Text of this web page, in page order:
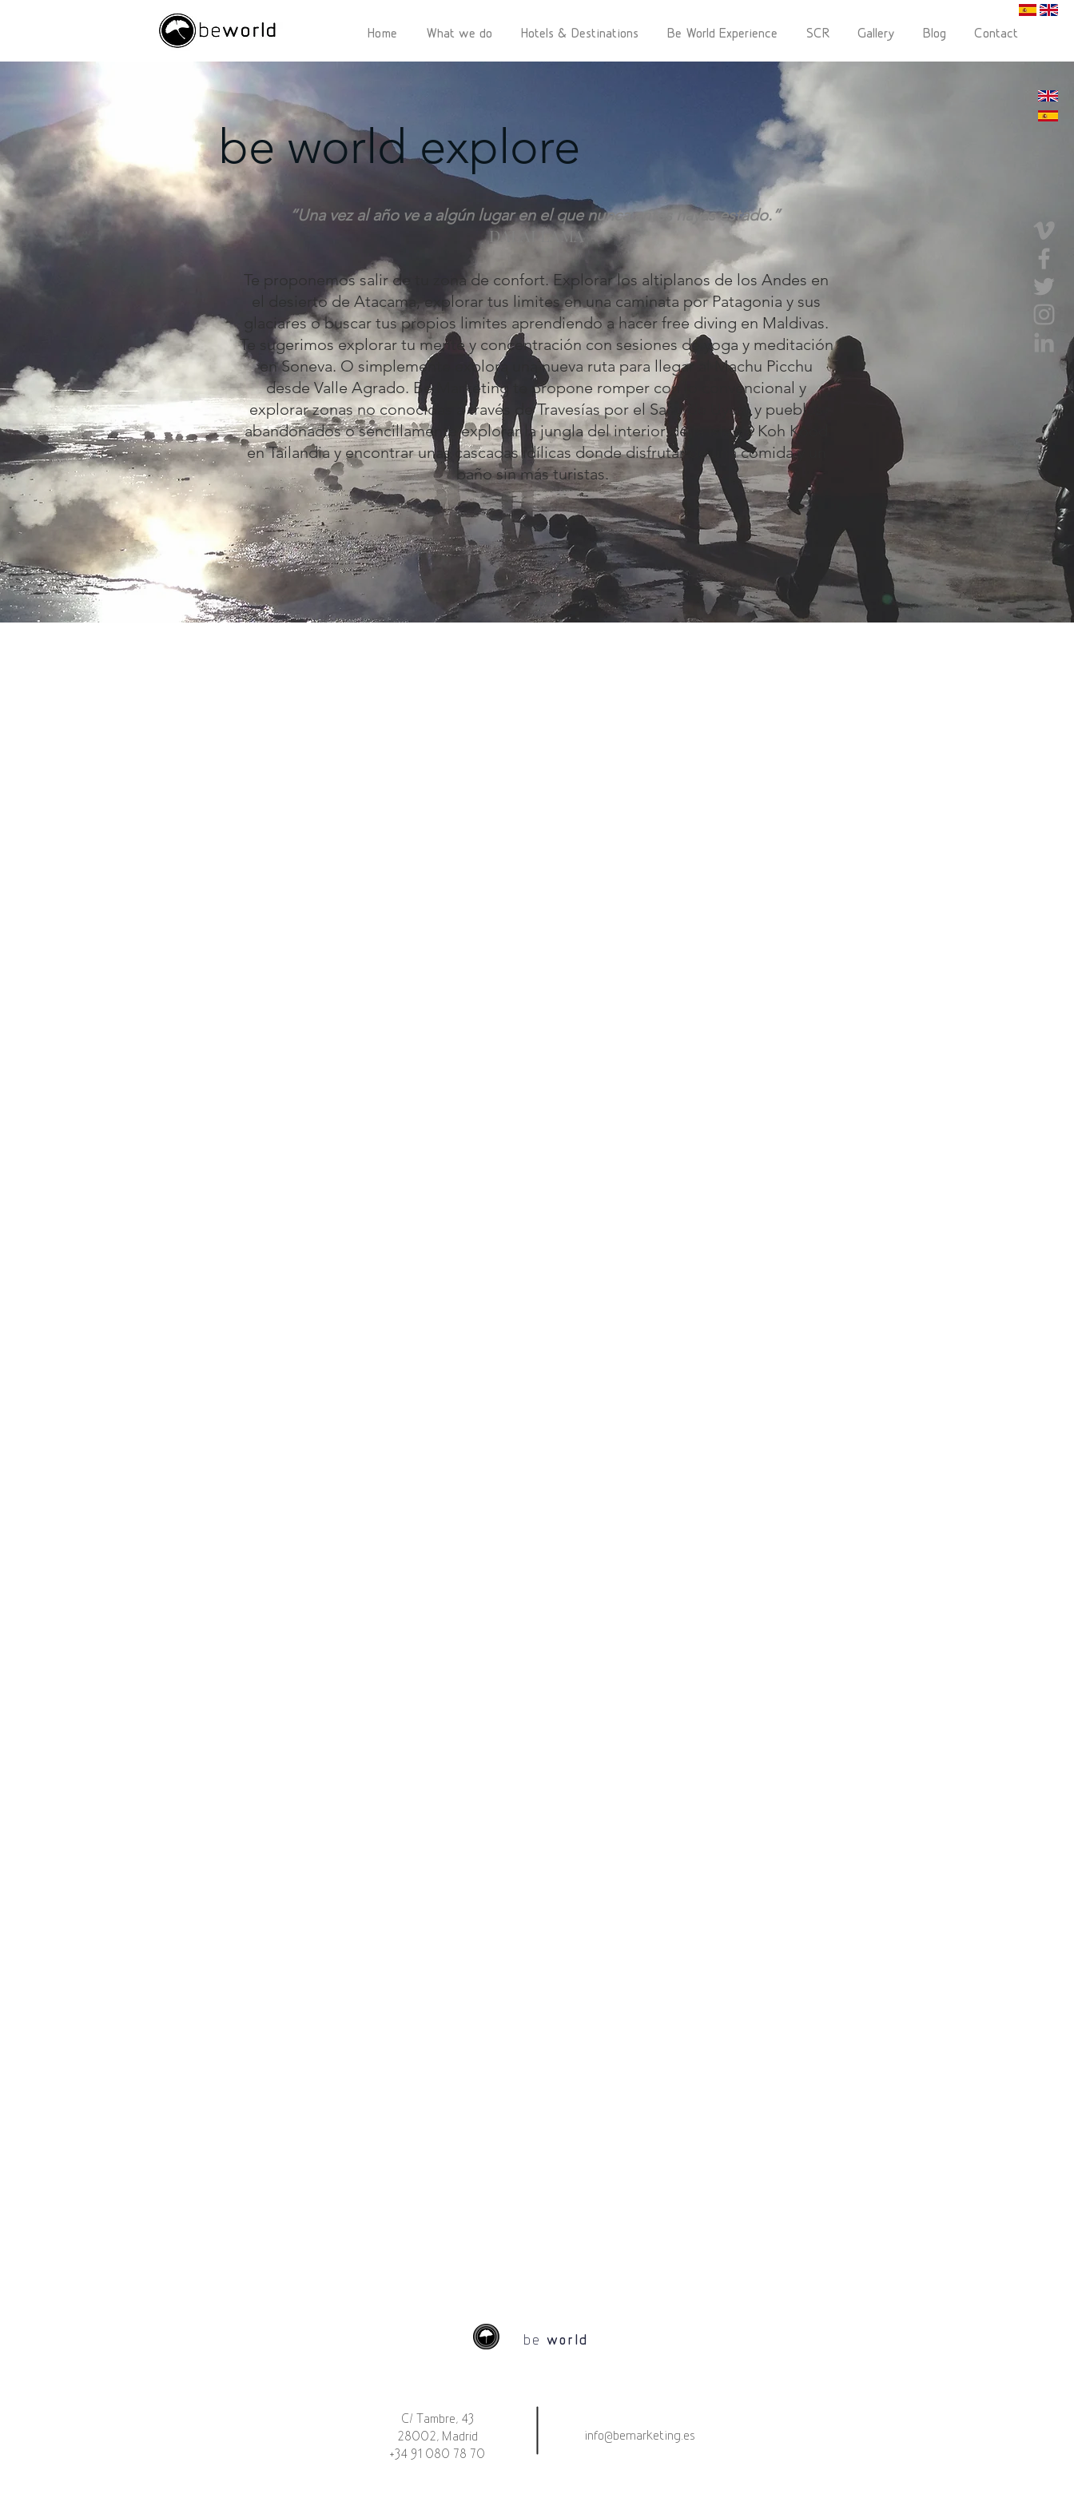
Home What we do Hotels & Destinations Be World Experience SCR Gallery Blog Contact
“Una vez al año ve a algún lugar en el que nunca antes hayas estado.”
DALAI LAMA
Te proponemos salir de tu zona de confort. Explorar los altiplanos de los Andes en
el desierto de Atacama, explorar tus limites en una caminata por Patagonia y sus
glaciares o buscar tus propios limites aprendiendo a hacer free diving en Maldivas.
Te sugerimos explorar tu mente y concentración con sesiones de yoga y meditación
en Soneva. O simplemente explora una nueva ruta para llegar al Machu Picchu
desde Valle Agrado. Be Marketing te propone romper con lo convencional y
explorar zonas no conocidas a través de Travesías por el Salar de Uyuni y pueblos
abandonados o sencillamente explorar la jungla del interior de la isla de Koh Kood
en Tailandia y encontrar unas cascadas idílicas donde disfrutar de una comida y un
baño sin más turistas.
be world explore
be world
C/ Tambre, 43
28002, Madrid
+34 91 080 78 70
info@bemarketing.es